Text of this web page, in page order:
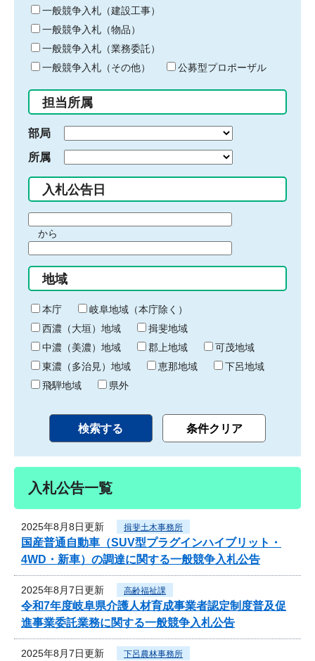
キ
ー
ワ
ー
ド
入
力
一般競争入札（建設工事）
一般競争入札（物品）
一般競争入札（業務委託）
一般競争入札（その他）
公募型プロポーザル
担当所属
部局
所属
入札公告日
間
始
り
から
間
終
わ
り
地域
本庁
岐阜地域（本庁除く）
西濃（大垣）地域
揖斐地域
中濃（美濃）地域
郡上地域
可茂地域
東濃（多治見）地域
恵那地域
下呂地域
飛騨地域
県外
入札公告一覧
2025年8月8日更新 揖斐土木事務所
国産普通自動車（SUV型プラグインハイブリット・
4WD・新車）の調達に関する一般競争入札公告
2025年8月7日更新 高齢福祉課
令和7年度岐阜県介護人材育成事業者認定制度普及促
進事業委託業務に関する一般競争入札公告
2025年8月7日更新 下呂農林事務所